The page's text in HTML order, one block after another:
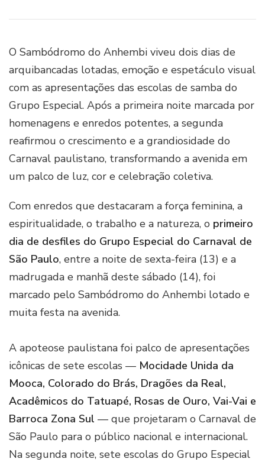
O Sambódromo do Anhembi viveu dois dias de
arquibancadas lotadas, emoção e espetáculo visual
com as apresentações das escolas de samba do
Grupo Especial. Após a primeira noite marcada por
homenagens e enredos potentes, a segunda
reafirmou o crescimento e a grandiosidade do
Carnaval paulistano, transformando a avenida em
um palco de luz, cor e celebração coletiva.
Com enredos que destacaram a força feminina, a
espiritualidade, o trabalho e a natureza, o primeiro
dia de desfiles do Grupo Especial do Carnaval de
São Paulo, entre a noite de sexta-feira (13) e a
madrugada e manhã deste sábado (14), foi
marcado pelo Sambódromo do Anhembi lotado e
muita festa na avenida.
A apoteose paulistana foi palco de apresentações
icônicas de sete escolas — Mocidade Unida da
Mooca, Colorado do Brás, Dragões da Real,
Acadêmicos do Tatuapé, Rosas de Ouro, Vai-Vai e
Barroca Zona Sul — que projetaram o Carnaval de
São Paulo para o público nacional e internacional.
Na segunda noite, sete escolas do Grupo Especial